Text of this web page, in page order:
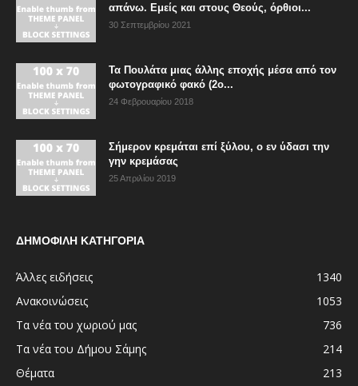
απάνω. Εμείς και στους Θεούς, όρθιοι...
30 Σεπτεμβρίου 2021
Τα Πουλάτα μιας άλλης εποχής μέσα από τον
φωτογραφικό φακό (2ο...
24 Φεβρουαρίου 2018
Σήμερον κρεμάται επί ξύλου, ο εν ύδασι την
γην κρεμάσας
25 Απριλίου 2019
ΔΗΜΟΦΙΛΗ ΚΑΤΗΓΟΡΙΑ
Άλλες ειδήσεις
1340
Ανακοινώσεις
1053
Τα νέα του χωριού μας
736
Τα νέα του Δήμου Σάμης
214
Θέματα
213